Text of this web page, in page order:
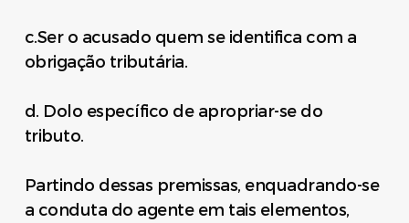
c.Ser o acusado quem se identifica com a
obrigação tributária.
d. Dolo específico de apropriar-se do
tributo.
Partindo dessas premissas, enquadrando-se
a conduta do agente em tais elementos,